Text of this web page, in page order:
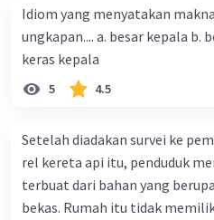
perusahaan kepada konsumen. Urutan yang tepat agar
menjadi teks eksposisi yang padu adalah
(4)-(5) B. (2)-(1)-(3)-(4)-(5) C. (3)-(1)-(2)-(5)-(4) D. (3)-(5)-
(4)-(1)-(2) E. (5)-(1)-(3)-(4)-(2)
Idiom yang menyatakan
ungkapan.... a. besar kepala b. besar mulut c. tinggi hati d.
keras kepala
5 4.5
Setelah diadakan survei ke
rel kereta api itu, penduduk
terbuat dari bahan yang
bekas. Rumah itu tidak